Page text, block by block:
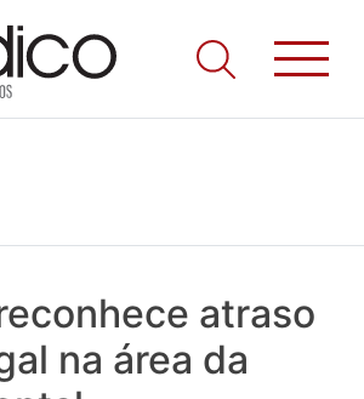
Todos os Médicos. Onde as notícias
o que se passa na Saúde!
atraso
na área da